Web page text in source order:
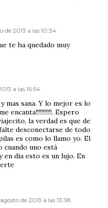
de 2013 a las 10:34
te ha quedado muy
a las 16:54
mas sana. Y lo mejor es lo
encanta!!!!!!!!!!!. Espero
la verdad es que de
desconectarse de todo
es como lo llamo yo. El
cuando uno está
en dia esto es un lujo. En
de 2013 a las 13:38